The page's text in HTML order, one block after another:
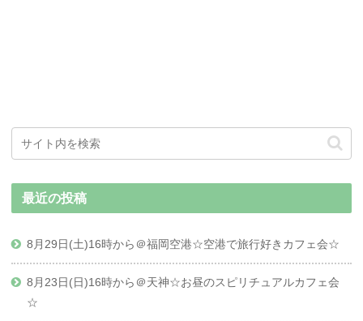
最近の投稿
8月29日(土)16時から＠福岡空港☆空港で旅行好きカフェ会☆
8月23日(日)16時から＠天神☆お昼のスピリチュアルカフェ会
☆